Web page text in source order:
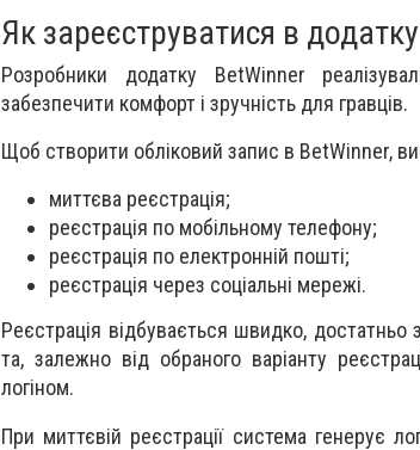
Як зареєструватися в
Розробники додатку BetWinner
забезпечити комфорт і зручність для гравців.
Щоб створити обліковий запис в BetWinner,
миттєва реєстрація;
реєстрація по мобільному телефону;
реєстрація по електронній пошті;
реєстрація через соціальні мережі.
Реєстрація відбувається швидко,
та, залежно від обраного варіанту
логіном.
При миттєвій реєстрації система генерує